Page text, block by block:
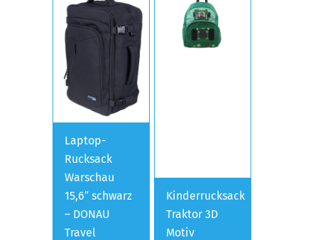
Laptop-
Rucksack
Warschau
15,6″ schwarz
– DONAU
Travel
Kinderrucksack
Traktor 3D
Motiv